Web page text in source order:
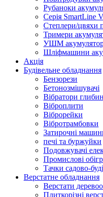
Рубаноки
Серія SmartLine
Степлери/цвяхи
Тримери
УШМ
Шліфмашини
Акція
Будівельне обладнання
Бензорези
Бетонозмішувачі
Вібратори
Віброплити
Віброрейки
Вібротрамбовки
Затирочні
печі та буржуйки
Подовжувачі
Промислові
Тачки садово-
Верстатне обладнання
Верстати
Плиткорізні